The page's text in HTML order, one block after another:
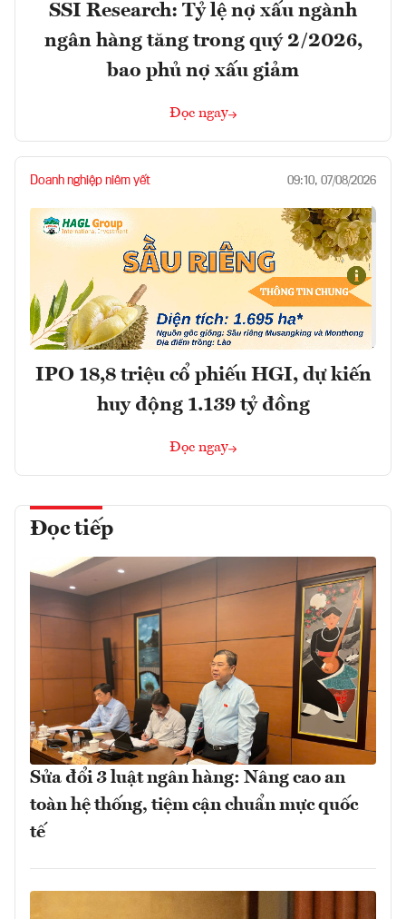
SSI Research: Tỷ lệ nợ xấu ngành
ngân hàng tăng trong quý 2/2026,
bao phủ nợ xấu giảm
Đọc ngay
Doanh nghiệp niêm yết 09:10, 07/08/2026
IPO 18,8 triệu cổ phiếu HGI, dự kiến
huy động 1.139 tỷ đồng
Đọc ngay
Đọc tiếp
Sửa đổi 3 luật ngân hàng: Nâng cao an
toàn hệ thống, tiệm cận chuẩn mực quốc
tế